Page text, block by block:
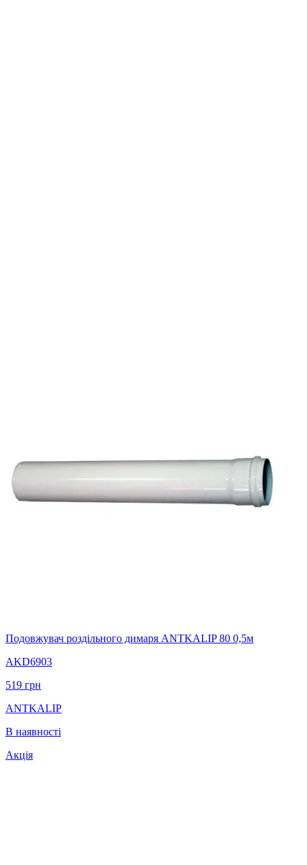
Подовжувач роздільного димаря ANTKALIP 80 0,5м
AKD6903
519 грн
ANTKALIP
В наявності
Акція